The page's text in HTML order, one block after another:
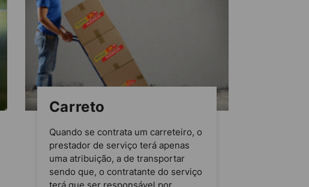
Carreto
Quando se contrata um carreteiro, o
prestador de serviço terá apenas
uma atribuição, a de transportar
sendo que, o contratante do serviço